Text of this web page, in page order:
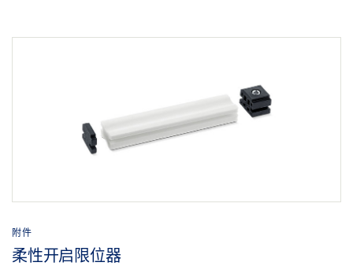
附件
柔性开启限位器